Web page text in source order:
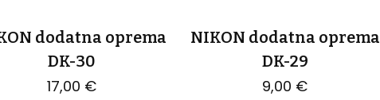
dodatna oprema
DK-30
17,00 €
NIKON dodatna oprema
DK-29
9,00 €